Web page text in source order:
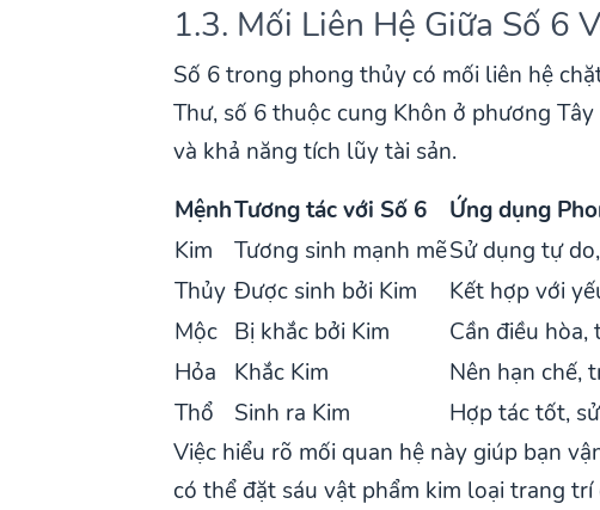
1.3. Mối Liên Hệ Giữa Số 6
Số 6 trong phong thủy có mối liên hệ
Thư, số 6 thuộc cung Khôn ở phương
và khả năng tích lũy tài sản.
MệnhTương tác với Số 6
Ứng dụng
Kim
Tương sinh mạnh mẽSử dụng tự
Thủy Được sinh bởi Kim
Kết hợp với
Mộc Bị khắc bởi Kim
Cần điều
Hỏa
Khắc Kim
Nên hạn chế,
Thổ
Sinh ra Kim
Hợp tác tốt,
Việc hiểu rõ mối quan hệ này giúp bạn
có thể đặt sáu vật phẩm kim loại trang